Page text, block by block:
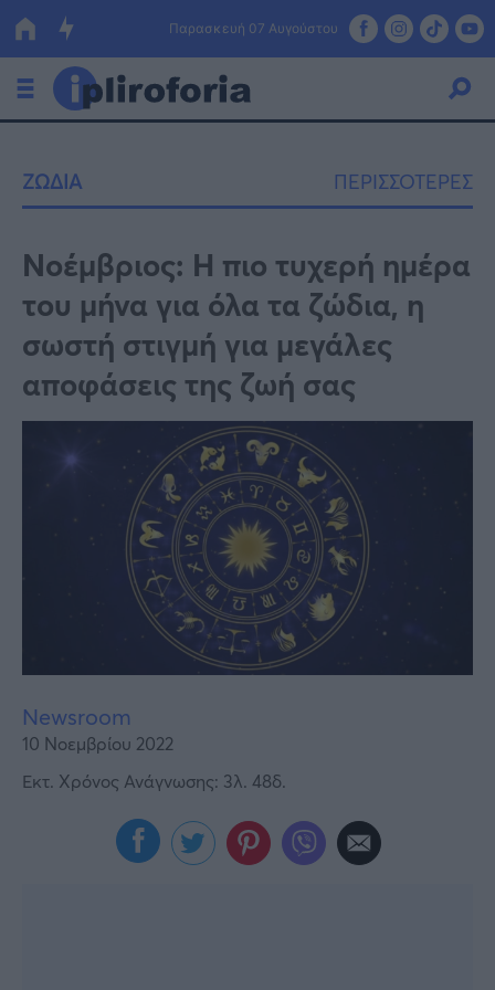
Παρασκευή 07 Αυγούστου
Οικονομία
Πολιτική
Τράπεζες
Επιδοτήσεις
ΕΣΠΑ
Κόσμος
Lifestyle
Αθλητικά
Γυναίκα
ΖΩΔΙΑ ΠΕΡΙΣΣΟΤΕΡΕΣ
Νοέμβριος: Η πιο τυχερή ημέρα
του μήνα για όλα τα ζώδια, η
σωστή στιγμή για μεγάλες
αποφάσεις της ζωή σας
Newsroom
10 Νοεμβρίου 2022
Εκτ. Χρόνος Ανάγνωσης: 3λ. 48δ.